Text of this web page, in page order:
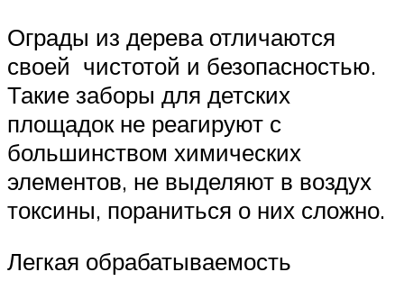
Ограды из дерева отличаются
своей чистотой и безопасностью.
Такие заборы для детских
площадок не реагируют с
большинством химических
элементов, не выделяют в воздух
токсины, пораниться о них сложно.
Легкая обрабатываемость